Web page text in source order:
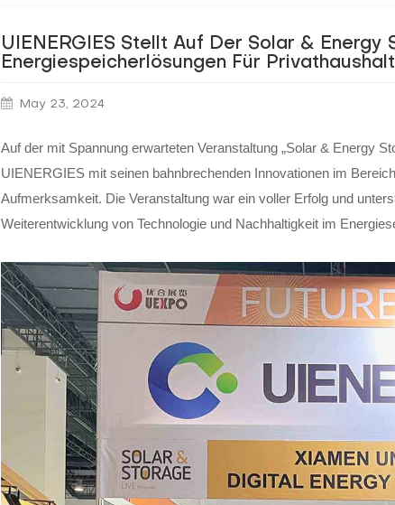
UIENERGIES Stellt Auf Der Solar &
Energiespeicherlösungen Für
May 23, 2024
Auf der mit Spannung erwarteten Veranstaltung „Solar & Energy
UIENERGIES mit seinen bahnbrechenden Innovationen im
Aufmerksamkeit. Die Veranstaltung war ein voller Erfolg und
Weiterentwicklung von Technologie und Nachhaltigkeit im